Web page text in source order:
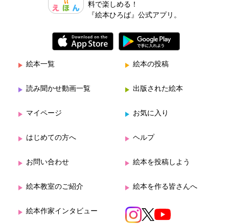
料で楽しめる！
『絵本ひろば』公式アプリ。
絵本一覧 絵本の投稿
読み聞かせ動画一覧 出版された絵本
マイページ お気に入り
はじめての方へ ヘルプ
お問い合わせ 絵本を投稿しよう
絵本教室のご紹介 絵本を作る皆さんへ
絵本作家インタビュー